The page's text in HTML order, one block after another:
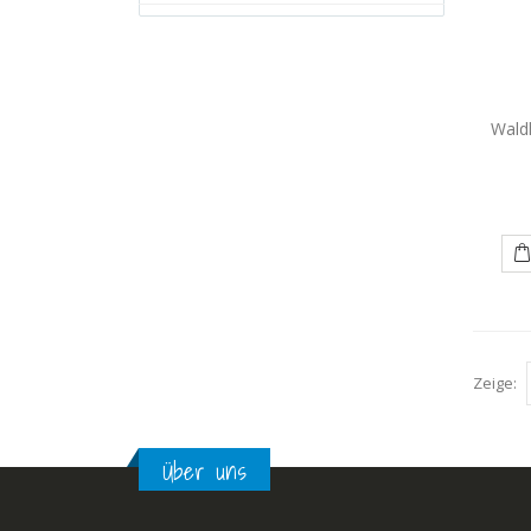
Zeige:
Über uns